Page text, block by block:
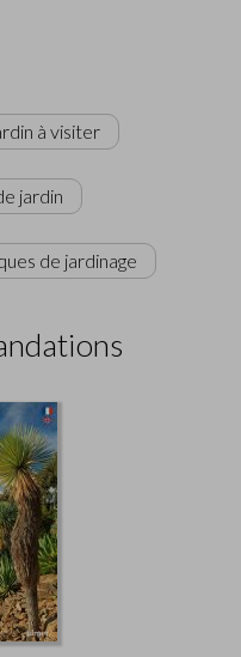
à visiter
jardin
de jardinage